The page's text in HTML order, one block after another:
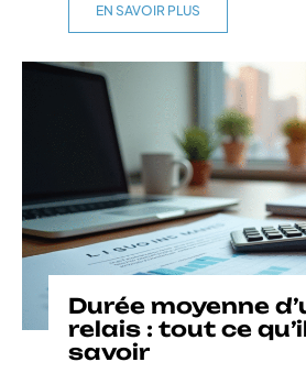
EN SAVOIR PLUS
Durée moyenne
relais : tout ce
savoir